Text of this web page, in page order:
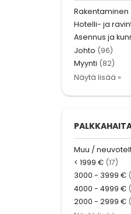
Rakentaminen
Hotelli- ja
Asennus ja
Johto (96)
Myynti (82)
Näytä lisää »
Muu /
< 1999 € (17)
3000 - 3999 €
4000 - 4999 €
2000 - 2999 €